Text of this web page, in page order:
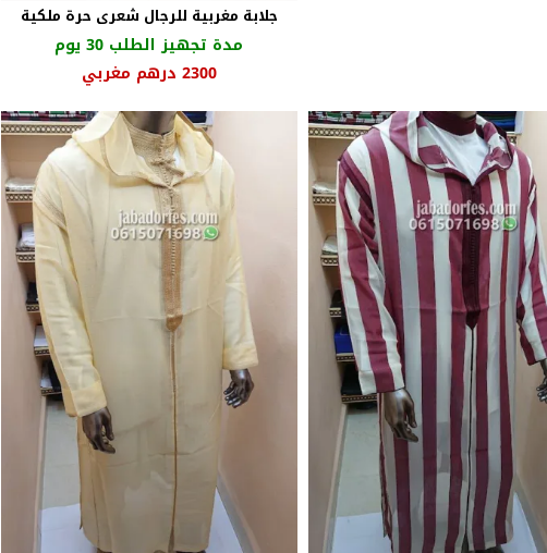
جلابة مغربية للرجال شعرى حرة ملكية
مدة تجهيز الطلب 30 يوم
السعر
هو:
2500 درهم
مغربي.
2300 درهم مغربي
هو:
2300 درهم
مغربي.